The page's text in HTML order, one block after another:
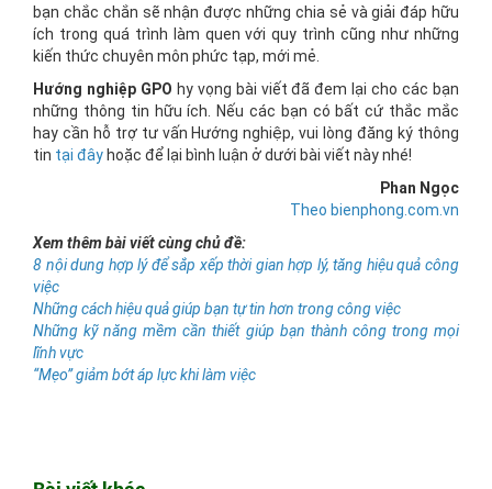
bạn chắc chắn sẽ nhận được những chia sẻ và giải đáp hữu
ích trong quá trình làm quen với quy trình cũng như những
kiến thức chuyên môn phức tạp, mới mẻ.
Hướng nghiệp GPO hy vọng bài viết đã đem lại cho các bạn
những thông tin hữu ích. Nếu các bạn có bất cứ thắc mắc
hay cần hỗ trợ tư vấn Hướng nghiệp, vui lòng đăng ký thông
tin tại đâyhoặc để lại bình luận ở dưới bài viết này nhé!
Phan Ngọc
Theo bienphong.com.vn
Xem thêm bài viết cùng chủ đề:
8 nội dung hợp lý để sắp xếp thời gian hợp lý, tăng hiệu quả công
việc
Những cách hiệu quả giúp bạn tự tin hơn trong công việc
Những kỹ năng mềm cần thiết giúp bạn thành công trong mọi
lĩnh vực
“Mẹo” giảm bớt áp lực khi làm việc